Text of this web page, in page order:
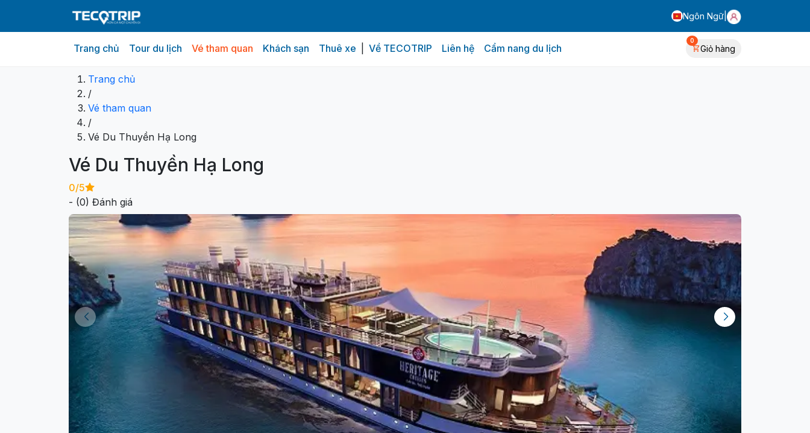
Ngôn Ngữ
Trang chủ Tour du lịch Vé tham quan Khách sạn Thuê xe Về TECOTRIP Liên hệ Cẩm nang du lịch Giỏ hàng
0
Trang chủ
/
Vé tham quan
/
Vé Du Thuyền Hạ Long
Vé Du Thuyền Hạ Long
0/5
- (0) Đánh giá